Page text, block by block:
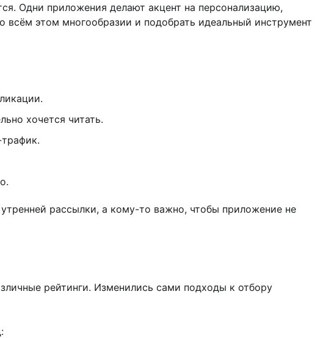
Одни приложения делают акцент на персонализацию,
всём этом многообразии и подобрать идеальный инструмент
хочется читать.
рассылки, а кому-то важно, чтобы приложение не
рейтинги. Изменились сами подходы к отбору